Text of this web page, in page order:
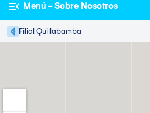
Menú - Sobre Nosotros
Filial Quillabamba